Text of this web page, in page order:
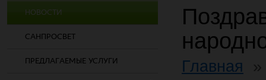
НОВОСТИ
САНПРОСВЕТ
ПРЕДЛАГАЕМЫЕ УСЛУГИ Главная